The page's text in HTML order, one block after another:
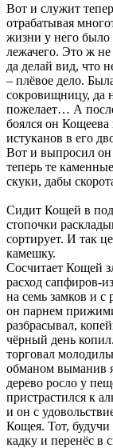
Вот и служит
отрабатывая
жизни у него было
лежачего. Это ж
да делай вид, что
– плёвое дело.
сокровищницу, да
пожелает… А
боялся он
истуканов в его
Вот и выпросил
теперь те
скуки, дабы
Сидит Кощей в
стопочки
сортирует. И так
камешку.
Сосчитает Кощей
расход сапфиров-
на семь замков и
он парнем
разбрасывал,
чёрный день
торговал
обманом выманив
дерево росло у
пристрастился к
и он с
Кощея. Тот, будучи
кадку и перенёс в